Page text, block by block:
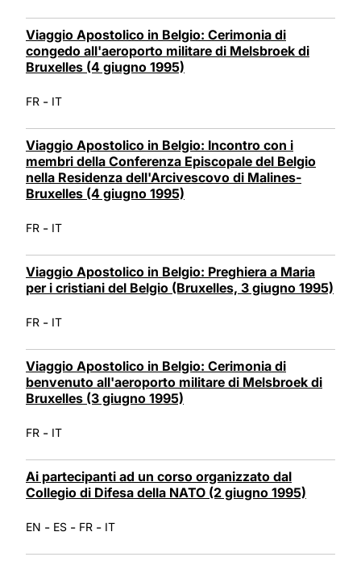
Viaggio Apostolico in Belgio: Cerimonia di
congedo all'aeroporto militare di Melsbroek di
Bruxelles (4 giugno 1995)
FR - IT
Viaggio Apostolico in Belgio: Incontro con i
membri della Conferenza Episcopale del Belgio
nella Residenza dell'Arcivescovo di Malines-
Bruxelles (4 giugno 1995)
FR - IT
Viaggio Apostolico in Belgio: Preghiera a Maria
per i cristiani del Belgio (Bruxelles, 3 giugno 1995)
FR - IT
Viaggio Apostolico in Belgio: Cerimonia di
benvenuto all'aeroporto militare di Melsbroek di
Bruxelles (3 giugno 1995)
FR - IT
Ai partecipanti ad un corso organizzato dal
Collegio di Difesa della NATO (2 giugno 1995)
EN - ES - FR - IT